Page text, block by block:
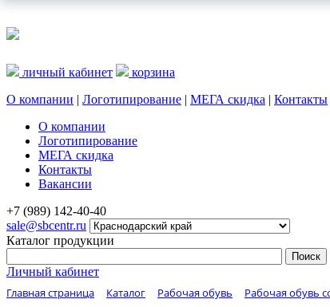
личный кабинет
корзина
О компании | Логотипирование | МЕГА скидка | Контакты
О компании
Логотипирование
МЕГА скидка
Контакты
Вакансии
+7 (989) 142-40-40
sale@sbcentr.ru
Каталог продукции
Личный кабинет
Главная страница Каталог Рабочая обувь Рабочая обувь